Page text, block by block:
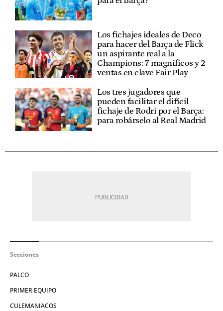
Los fichajes ideales de Deco
para hacer del Barça de Flick
un aspirante real a la
Champions: 7 magníficos y 2
ventas en clave Fair Play
Los tres jugadores que
pueden facilitar el difícil
fichaje de Rodri por el Barça:
para robárselo al Real Madrid
Secciones
PALCO
PRIMER EQUIPO
CULEMANIACOS